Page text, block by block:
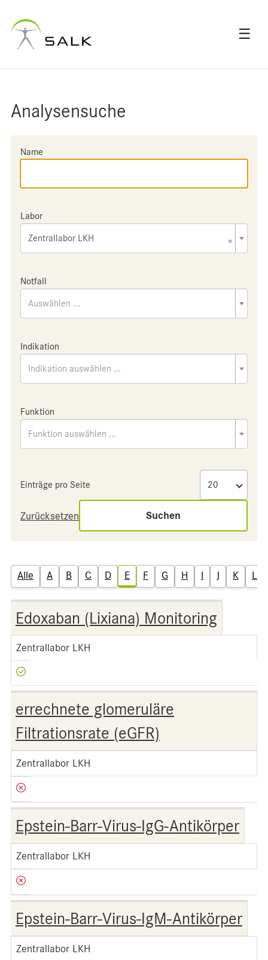
☰
Analysensuche
Name
Labor
×
Zentrallabor LKH
Notfall
Auswählen ...
Indikation
Indikation auswählen ...
Funktion
Funktion auswählen ...
Einträge pro Seite
Zurücksetzen Suchen
Alle A B C D E F G H I J K L
Edoxaban (Lixiana) Monitoring
Zentrallabor LKH
errechnete glomeruläre
Filtrationsrate (eGFR)
Zentrallabor LKH
Epstein-Barr-Virus-IgG-Antikörper
Zentrallabor LKH
Epstein-Barr-Virus-IgM-Antikörper
Zentrallabor LKH